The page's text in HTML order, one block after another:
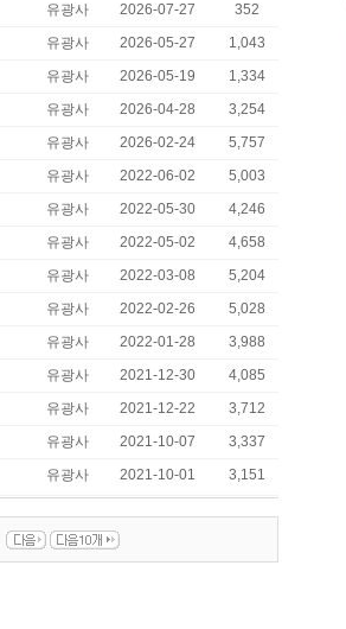
유광사 2026-07-27
352
유광사 2026-05-27
1,043
유광사 2026-05-19
1,334
유광사 2026-04-28
3,254
유광사 2026-02-24
5,757
유광사 2022-06-02
5,003
유광사 2022-05-30
4,246
유광사 2022-05-02
4,658
유광사 2022-03-08
5,204
유광사 2022-02-26
5,028
유광사 2022-01-28
3,988
유광사 2021-12-30
4,085
유광사 2021-12-22
3,712
유광사 2021-10-07
3,337
유광사 2021-10-01 3,151